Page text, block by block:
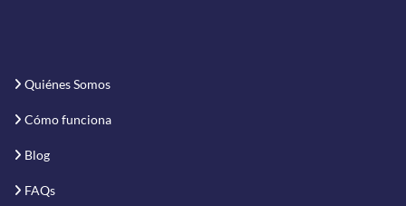
Quiénes Somos
Cómo funciona
Blog
FAQs